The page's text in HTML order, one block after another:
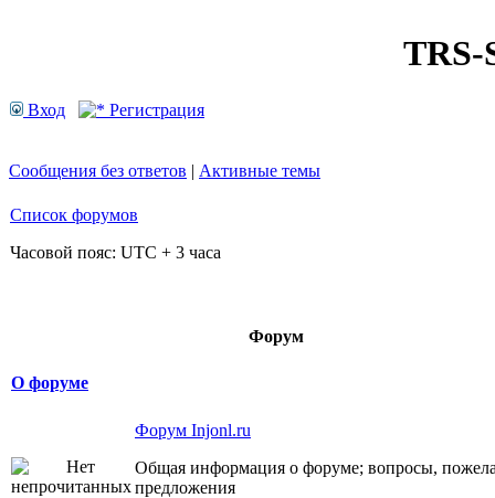
TRS-
Вход Регистрация
Сообщения без ответов | Активные темы
Список форумов
Часовой пояс: UTC + 3 часа
Форум
О форуме
Форум Injonl.ru
Общая информация о форуме; вопросы,
предложения